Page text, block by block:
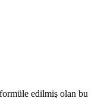
edilmiş olan bu